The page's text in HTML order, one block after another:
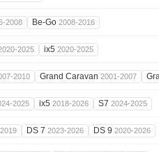
2008 Be-Go 2008-2016
2025 ix5 2020-2025
2010 Grand Caravan 2001-2007
2025 ix5 2018-2026 S7 2024-2025
DS 7 2023-2026 DS 9 2020-2026